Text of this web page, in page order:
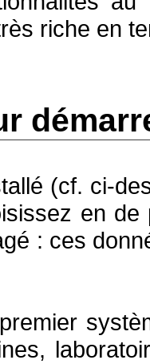
riche en
(cf. ci-
en
: ces